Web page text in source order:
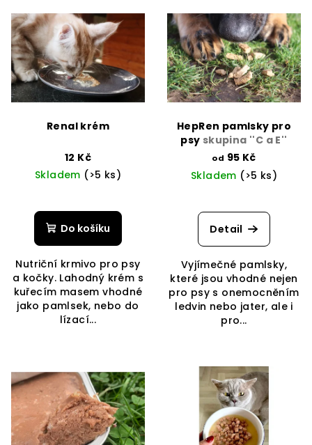
Renal krém
12 Kč
Skladem (>5 ks)
Do košíku
Nutriční krmivo pro psy
a kočky. Lahodný krém s
kuřecím masem vhodné
jako pamlsek, nebo do
lízací...
HepRen pamlsky pro
psy skupina ''C a E''
od 95 Kč
Skladem (>5 ks)
hodnocení
produktu
z
5
hvězdiček.
Detail
Vyjímečné pamlsky,
které jsou vhodné nejen
pro psy s onemocněním
ledvin nebo jater, ale i
pro...